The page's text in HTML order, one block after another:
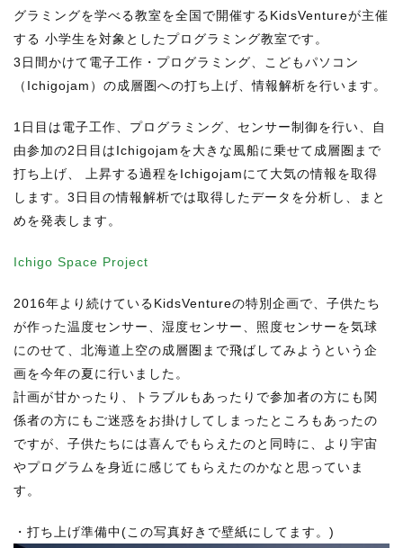
グラミングを学べる教室を全国で開催するKidsVentureが主催
する 小学生を対象としたプログラミング教室です。
3日間かけて電子工作・プログラミング、こどもパソコン
（Ichigojam）の成層圏への打ち上げ、情報解析を行います。
1日目は電子工作、プログラミング、センサー制御を行い、自
由参加の2日目はIchigojamを大きな風船に乗せて成層圏まで
打ち上げ、 上昇する過程をIchigojamにて大気の情報を取得
します。3日目の情報解析では取得したデータを分析し、まと
めを発表します。
Ichigo Space Project
2016年より続けているKidsVentureの特別企画で、子供たち
が作った温度センサー、湿度センサー、照度センサーを気球
にのせて、北海道上空の成層圏まで飛ばしてみようという企
画を今年の夏に行いました。
計画が甘かったり、トラブルもあったりで参加者の方にも関
係者の方にもご迷惑をお掛けしてしまったところもあったの
ですが、子供たちには喜んでもらえたのと同時に、より宇宙
やプログラムを身近に感じてもらえたのかなと思っていま
す。
・打ち上げ準備中(この写真好きで壁紙にしてます。)